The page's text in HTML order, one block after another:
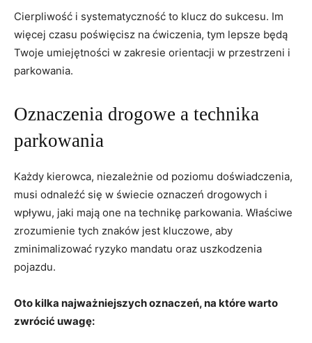
Cierpliwość i systematyczność to klucz do sukcesu. Im
więcej czasu poświęcisz na ćwiczenia, tym lepsze będą
Twoje umiejętności w zakresie orientacji w przestrzeni i
parkowania.
Oznaczenia drogowe a technika
parkowania
Każdy kierowca, niezależnie od poziomu doświadczenia,
musi odnaleźć się w świecie oznaczeń drogowych i
wpływu, jaki mają one na technikę parkowania. Właściwe
zrozumienie tych znaków jest kluczowe, aby
zminimalizować ryzyko mandatu oraz uszkodzenia
pojazdu.
Oto kilka najważniejszych oznaczeń, na które warto
zwrócić uwagę: